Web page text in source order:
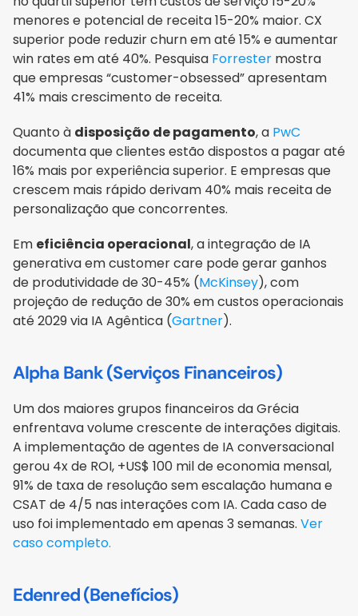
menores e potencial de receita 15-20% maior. CX
superior pode reduzir churn em até 15% e aumentar
win rates em até 40%. Pesquisa Forrester mostra
que empresas “customer-obsessed” apresentam
41% mais crescimento de receita.
Quanto à disposição de pagamento, a PwC
documenta que clientes estão dispostos a pagar até
16% mais por experiência superior. E empresas que
crescem mais rápido derivam 40% mais receita de
personalização que concorrentes.
Em eficiência operacional, a integração de IA
generativa em customer care pode gerar ganhos
de produtividade de 30-45% (McKinsey), com
projeção de redução de 30% em custos operacionais
até 2029 via IA Agêntica (Gartner).
Alpha Bank (Serviços Financeiros)
Um dos maiores grupos financeiros da Grécia
enfrentava volume crescente de interações digitais.
A implementação de agentes de IA conversacional
gerou 4x de ROI, +US$ 100 mil de economia mensal,
91% de taxa de resolução sem escalação humana e
CSAT de 4/5 nas interações com IA. Cada caso de
uso foi implementado em apenas 3 semanas. Ver
caso completo.
Edenred (Benefícios)